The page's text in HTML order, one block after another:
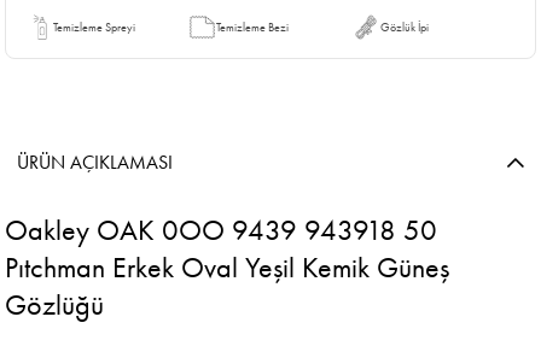
Temizleme Spreyi Temizleme Bezi Gözlük İpi
ÜRÜN AÇIKLAMASI
Oakley OAK 0OO 9439 943918 50
Pıtchman Erkek Oval Yeşil Kemik Güneş
Gözlüğü